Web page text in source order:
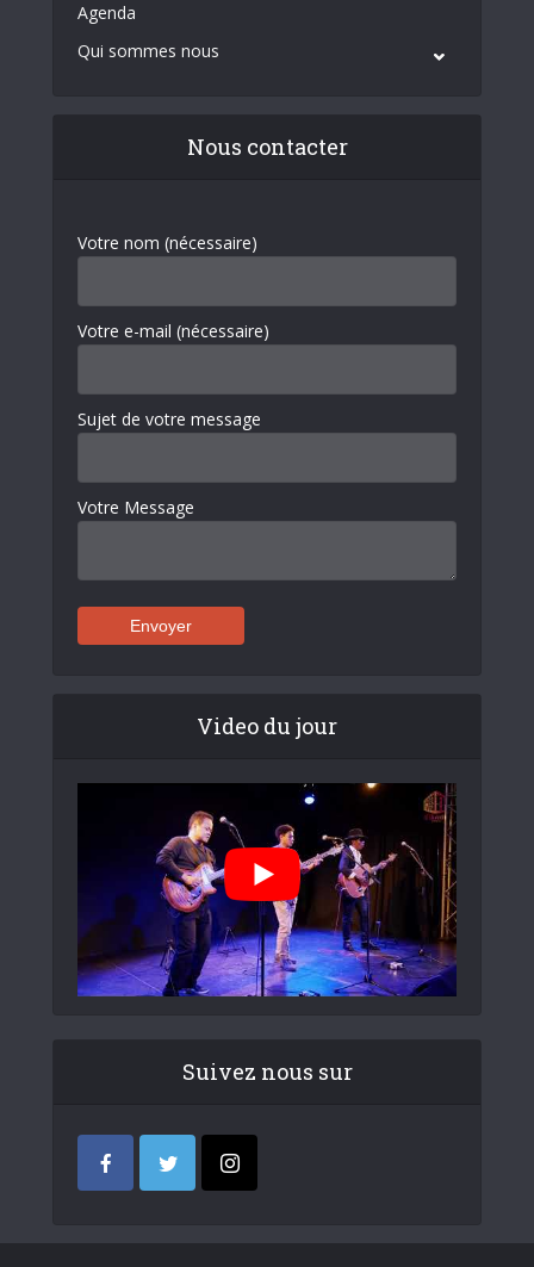
Agenda
Qui sommes nous
Nous contacter
Votre nom (nécessaire)
Votre e-mail (nécessaire)
Sujet de votre message
Votre Message
Video du jour
Suivez nous sur